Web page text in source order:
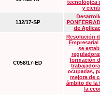
tecnológica
y
132/17-SP
de
C058/17-ED
Resolución
Empresarial
se
formación
ocupadas,
mejora de
ámbito de la
la